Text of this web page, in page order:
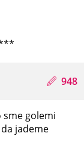
948
sme golemi
jademe